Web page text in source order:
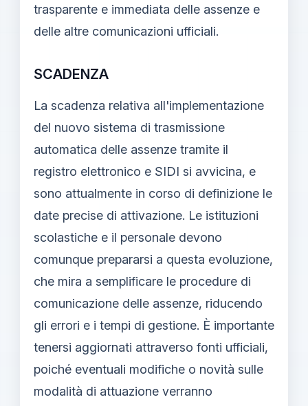
trasparente e immediata delle assenze e
delle altre comunicazioni ufficiali.
SCADENZA
La scadenza relativa all'implementazione
del nuovo sistema di trasmissione
automatica delle assenze tramite il
registro elettronico e SIDI si avvicina, e
sono attualmente in corso di definizione le
date precise di attivazione. Le istituzioni
scolastiche e il personale devono
comunque prepararsi a questa evoluzione,
che mira a semplificare le procedure di
comunicazione delle assenze, riducendo
gli errori e i tempi di gestione. È importante
tenersi aggiornati attraverso fonti ufficiali,
poiché eventuali modifiche o novità sulle
modalità di attuazione verranno